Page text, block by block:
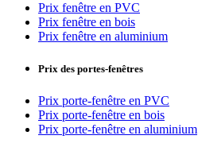
Prix fenêtre en PVC
Prix fenêtre en bois
Prix fenêtre en aluminium
Prix des portes-fenêtres
Prix porte-fenêtre en PVC
Prix porte-fenêtre en bois
Prix porte-fenêtre en aluminium